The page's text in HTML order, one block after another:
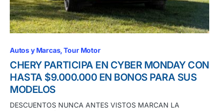
Autos y Marcas Tour Motor
CHERY PARTICIPA EN CYBER MONDAY CON
HASTA $9.000.000 EN BONOS PARA SUS
MODELOS
DESCUENTOS NUNCA ANTES VISTOS MARCAN LA